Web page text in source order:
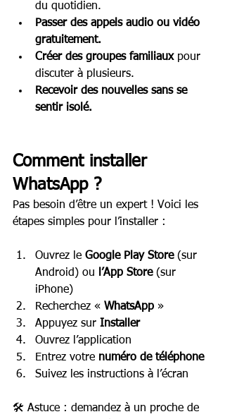
du quotidien.
Passer des appels audio ou vidéo
gratuitement.
Créer des groupes familiaux pour
discuter à plusieurs.
Recevoir des nouvelles sans se
sentir isolé.
Comment installer
WhatsApp ?
Pas besoin d’être un expert ! Voici les
étapes simples pour l’installer :
Ouvrez le Google Play Store (sur
Android) ou
l’App Store (sur
iPhone)
Recherchez « WhatsApp »
Appuyez sur Installer
Ouvrez l’application
Entrez votre numéro de téléphone
Suivez les instructions à l’écran
🛠️ Astuce : demandez à un proche de